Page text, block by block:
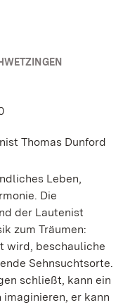
Thomas Dunford
Leben,
Die
der Lautenist
zum Träumen:
wird, beschauliche
Sehnsuchtsorte.
schließt, kann ein
imaginieren, er kann